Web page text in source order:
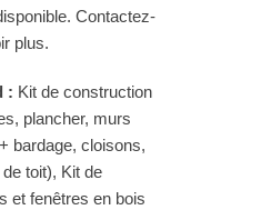
Contactez-
plus.
: Kit de construction
plancher, murs
bardage, cloisons,
toit), Kit de
et fenêtres en bois